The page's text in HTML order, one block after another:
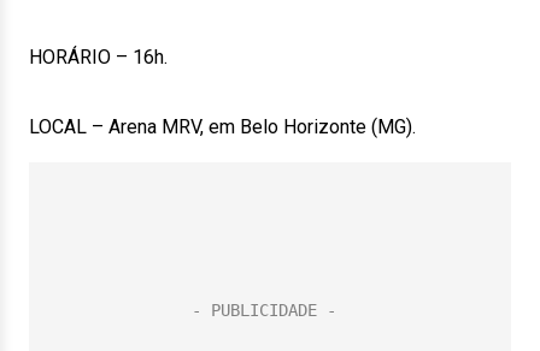
HORÁRIO – 16h.
LOCAL – Arena MRV, em Belo Horizonte (MG).